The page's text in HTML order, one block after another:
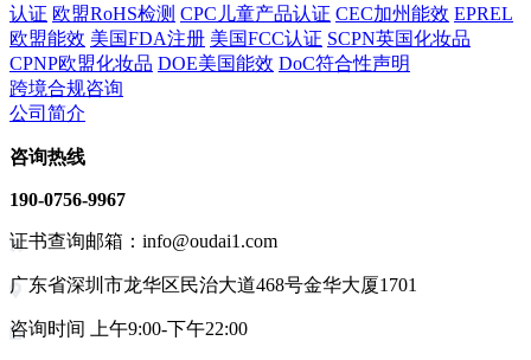
认证 欧盟RoHS检测 CPC儿童产品认证 CEC加州能效 EPREL
欧盟能效 美国FDA注册 美国FCC认证 SCPN英国化妆品
CPNP欧盟化妆品 DOE美国能效 DoC符合性声明
跨境合规咨询
公司简介
咨询热线
190-0756-9967
证书查询邮箱：info@oudai1.com
广东省深圳市龙华区民治大道468号金华大厦1701
咨询时间 上午9:00-下午22:00